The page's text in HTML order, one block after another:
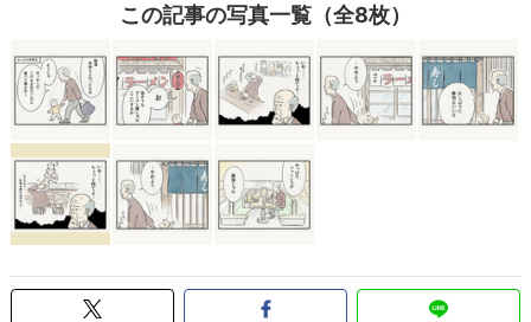
この記事の写真一覧（全8枚）